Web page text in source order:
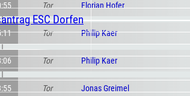
ESC Dorfen
Tor Florian Hofer
Tor Philip Kaer
Tor Philip Kaer
Tor Jonas Greimel